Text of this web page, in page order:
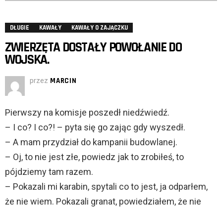
DŁUGIE KAWAŁY KAWAŁY O ZAJĄCZKU
ZWIERZĘTA DOSTAŁY POWOŁANIE DO
WOJSKA.
przez MARCIN
Pierwszy na komisje poszedł niedźwiedź.
– I co? I co?! – pyta się go zając gdy wyszedł.
– A mam przydział do kampanii budowlanej.
– Oj, to nie jest złe, powiedz jak to zrobiłeś, to
pójdziemy tam razem.
– Pokazali mi karabin, spytali co to jest, ja odparłem,
że nie wiem. Pokazali granat, powiedziałem, że nie